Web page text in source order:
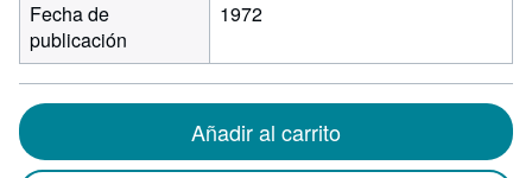
Fecha de
publicación
1972
Añadir al carrito